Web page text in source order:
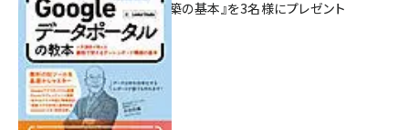
シュボード構築の基本』を3名様にプレゼント
7月31日 10:00